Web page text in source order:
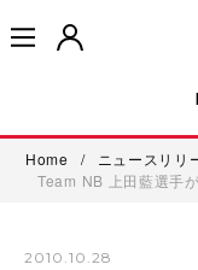
Home / ニュースリリ
Team NB 上田藍選手
2010.10.28